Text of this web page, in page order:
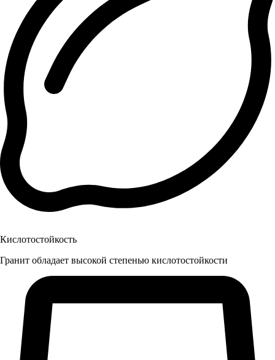
Кислотостойкость
Гранит обладает высокой степенью кислотостойкости